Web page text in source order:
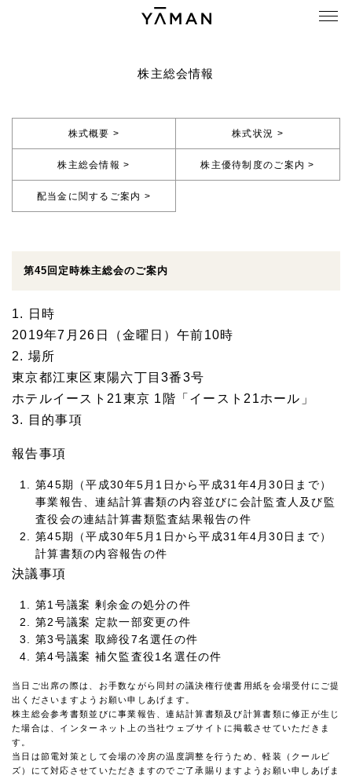
株主総会情報
株式概要 > 株式状況 >
株主総会情報 > 株主優待制度のご案内 >
配当金に関するご案内 >
第45回定時株主総会のご案内
1. 日時
2019年7月26日（金曜日）午前10時
2. 場所
東京都江東区東陽六丁目3番3号
ホテルイースト21東京 1階「イースト21ホール」
3. 目的事項
報告事項
第45期（平成30年5月1日から平成31年4月30日まで）
事業報告、連結計算書類の内容並びに会計監査人及び監
査役会の連結計算書類監査結果報告の件
第45期（平成30年5月1日から平成31年4月30日まで）
計算書類の内容報告の件
決議事項
第1号議案 剰余金の処分の件
第2号議案 定款一部変更の件
第3号議案 取締役7名選任の件
第4号議案 補欠監査役1名選任の件
当日ご出席の際は、お手数ながら同封の議決権行使書用紙を会場受付にご提
出くださいますようお願い申しあげます。
株主総会参考書類並びに事業報告、連結計算書類及び計算書類に修正が生じ
た場合は、インターネット上の当社ウェブサイト に掲載させていただきま
す。
当日は節電対策として会場の冷房の温度調整を行うため、軽装（クールビ
ズ）にて対応させていただきますのでご了承賜りますようお願い申しあげま